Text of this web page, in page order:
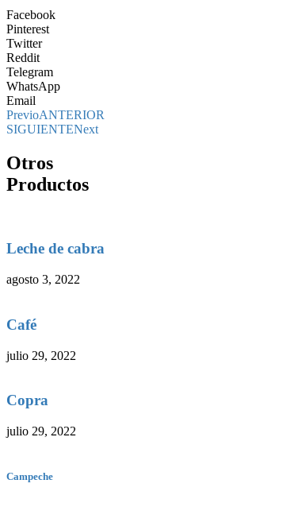
Facebook
Pinterest
Twitter
Reddit
Telegram
WhatsApp
Email
PrevioANTERIOR
SIGUIENTENext
Otros
Productos
Leche de cabra
agosto 3, 2022
Café
julio 29, 2022
Copra
julio 29, 2022
Campeche